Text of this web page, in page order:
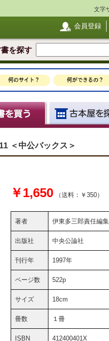
文字
会員登録
を探す
＜中公バックス＞
￥1,650 （送料：￥350）
著者 伊東多三郎責任編集
出版社 中央公論社
刊行年 1997年
ページ数 522p
サイズ 18cm
冊数 １冊
ISBN 412400401X